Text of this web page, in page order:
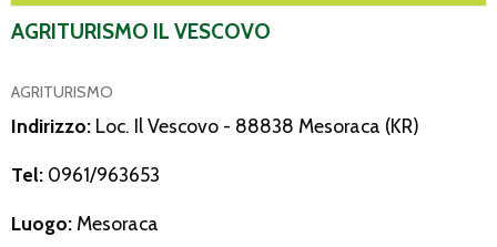
AGRITURISMO IL VESCOVO
AGRITURISMO
Indirizzo: Loc. Il Vescovo - 88838 Mesoraca (KR)
Tel: 0961/963653
Luogo: Mesoraca